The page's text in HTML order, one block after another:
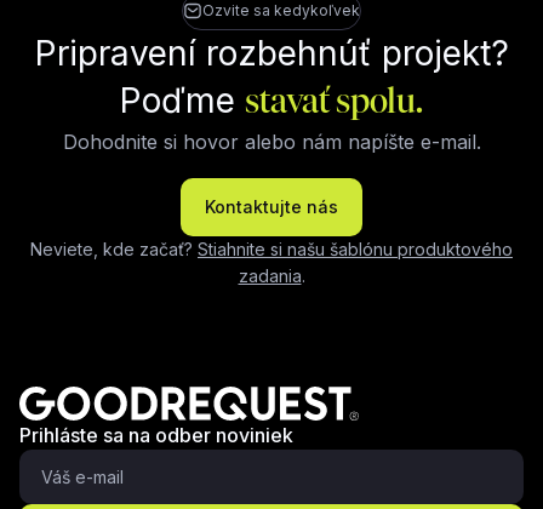
Ozvite sa kedykoľvek
Pripravení rozbehnúť projekt?
Poďmestavať spolu.
Dohodnite si hovor alebo nám napíšte e-mail.
Kontaktujte nás
Neviete, kde začať? Stiahnite si našu šablónu produktového
zadania.
Prihláste sa na odber noviniek